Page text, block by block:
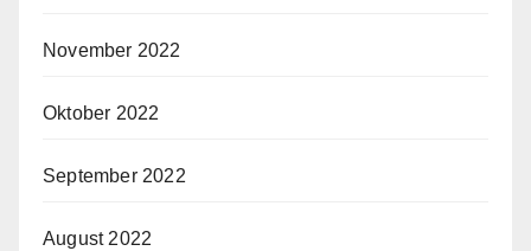
November 2022
Oktober 2022
September 2022
August 2022